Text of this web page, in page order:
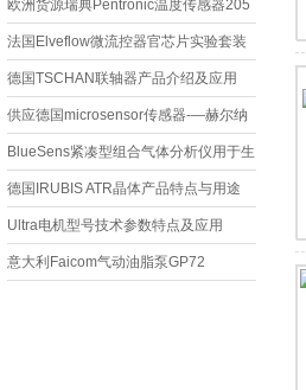
欧洲货源瑞典Pentronic温度传感器205
法国Elveflow微流控器官芯片实验套装
（organ-on-chip pack） 的介绍
德国TSCHAN联轴器产品介绍及应用
供应德国microsensor传感器-—赫尔纳
贸易
BlueSens紧凑型组合气体分析仪用于生
物发酵尾气分析
德国IRUBIS ATR晶体产品特点与用途
Ultra电机型号技术参数特点及应用
意大利Faicom气动油脂泵GP72